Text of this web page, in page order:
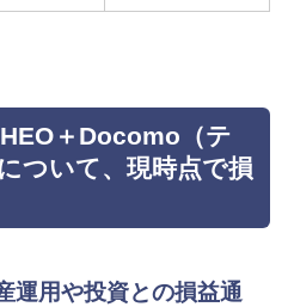
＋Docomo（テ
ついて、現時点で損
運用や投資との損益通